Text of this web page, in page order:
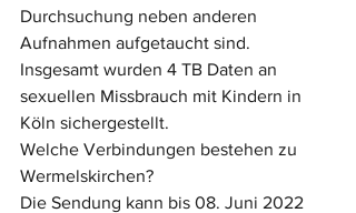
Durchsuchung neben anderen
Aufnahmen aufgetaucht sind.
Insgesamt wurden 4 TB Daten an
sexuellen Missbrauch mit Kindern in
Köln sichergestellt.
Welche Verbindungen bestehen zu
Wermelskirchen?
Die Sendung kann bis 08. Juni 2022